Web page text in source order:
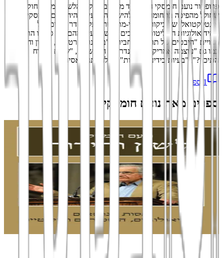
פרופסור נועם חומסקי הוא אחד מחשובי חוקרי הלשון בימינו - חוקר
שחולל מהפיכה בתחומו. נוסף להישגיו המדעיים, היה נועם חומסקי לחלוץ
אינטלקטואלי של ביקורת בלתי-מתפשרת על הסדר הקיים, על
האידיאולוגיות השליטות והערכים המשתמעים מהם. בין ספריו הרבים
מצויים "היבטים של תורת התחביר", "בלשנות קרטזית", "לשון וחירות"
כמו גם "עוצמה אמריקנית והמנדרינים החדשים", "שלום במזרח
התיכון?", "בעיות בידיעה וחירות" ו"מלחמתנו באסיה".
1 ספר
ספרים מאת נועם חומסקי
הוספה לסל
סדרת מפרש
לשון וחירות
מסות בנושאים אידאולוגיים, היסטוריים ופוליטיים
נועם חומסקי